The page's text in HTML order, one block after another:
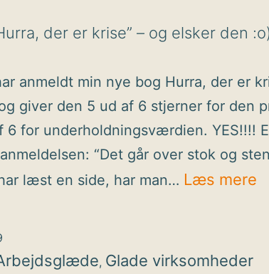
der er krise” – og elsker den
anmeldt min nye bog Hurra, der er
giver den 5 ud af 6 stjerner for den
for underholdningsværdien. YES!!!!
“Det går over stok og
læst en side, har man… Læs mere
, Glade virksomheder